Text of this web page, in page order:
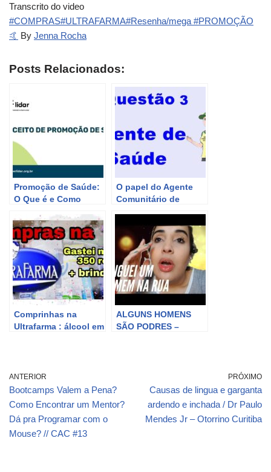
Transcrito do video
#COMPRAS#ULTRAFARMA#Resenha/mega #PROMOÇÃO
🤙 By Jenna Rocha
Posts Relacionados:
Promoção de Saúde:
O Que é e Como
Estar?
O papel do Agente
Comunitário de
da saúde da
comunidade
Comprinhas na
Ultrafarma : álcool em
Karen
ALGUNS HOMENS
SÃO PODRES –
ANTERIOR
Bootcamps Valem a Pena?
Como Encontrar um Mentor?
Dá pra Programar com o
Mouse? // CAC #13
PRÓXIMO
Causas de lingua e garganta
ardendo e inchada / Dr Paulo
Mendes Jr – Otorrino Curitiba